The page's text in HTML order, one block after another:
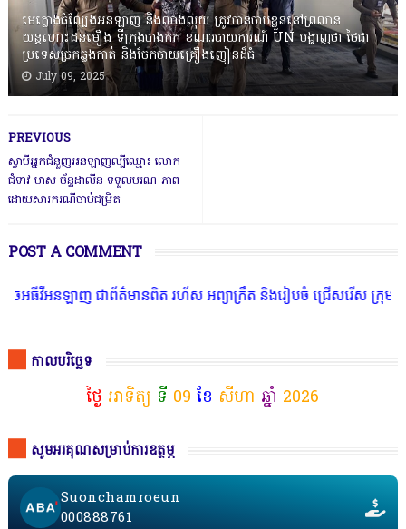
មេក្លោងធំល្បែងអនឡាញ និងលាងលុយ ត្រូវបានចាប់ខ្លួននៅព្រលាន
យន្តហោះដនមឿង ទីក្រុងបាងកក ខណៈរបាយការណ៍ UN បង្ហាញថា ថៃជា
ប្រទេសច្រកឆ្លងកាត់ និងចែកចាយគ្រឿងញៀនដ៏ធំ
July 09, 2025
PREVIOUS
ស្វាមីអ្នកជំនួញអនឡាញល្បីឈ្មោះ លោក
ជំទាវ មាស ច័ន្ទដាលីន ទទួលមរណ-ភាព
ដោយសារករណីចាប់ជម្រិត
POST A COMMENT
ញ ជាព័ត៌មានពិត រហ័ស អព្យាក្រឹត និងរៀបចំ ជ្រើសរើស ក្រុមការងារ នៅ
កាលបរិច្ឆេទ
ថ្ងៃ អាទិត្យ ទី 09 ខែ សីហា ឆ្នាំ 2026
សូមអរគុណសម្រាប់ការឧត្ថម្ភ
Suonchamroeun
000888761